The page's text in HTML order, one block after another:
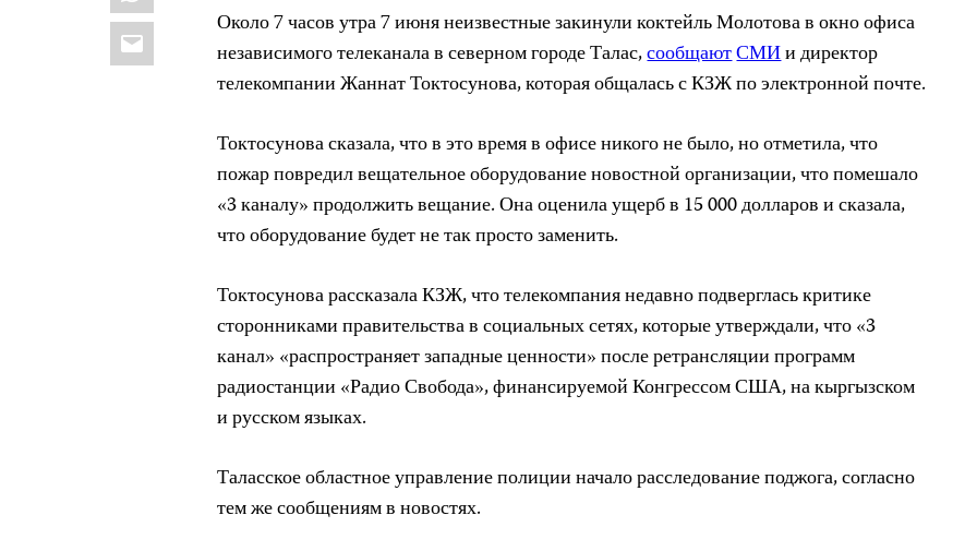
Email
Около 7 часов утра 7 июня неизвестные закинули коктейль Молотова в окно офиса
независимого телеканала в северном городе Талас,сообщаютСМИи директор
телекомпании Жаннат Токтосунова, которая общалась с КЗЖ по электронной почте.
Токтосунова сказала, что в это время в офисе никого не было, но отметила, что
пожар повредил вещательное оборудование новостной организации, что помешало
«3 каналу» продолжить вещание. Она оценила ущерб в 15 000 долларов и сказала,
что оборудование будет не так просто заменить.
Токтосунова рассказала КЗЖ, что телекомпания недавно подверглась критике
сторонниками правительства в социальных сетях, которые утверждали, что «3
канал» «распространяет западные ценности» после ретрансляции программ
радиостанции «Радио Свобода», финансируемой Конгрессом США, на кыргызском
и русском языках.
Таласское областное управление полиции начало расследование поджога, согласно
тем же сообщениям в новостях.